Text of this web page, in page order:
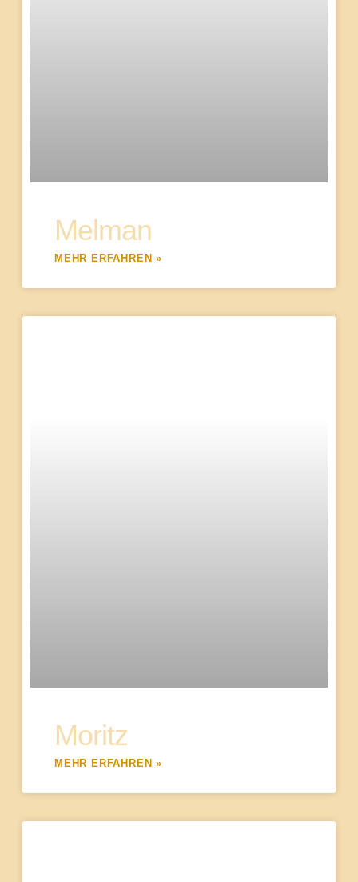
Melman
MEHR ERFAHREN »
Moritz
MEHR ERFAHREN »